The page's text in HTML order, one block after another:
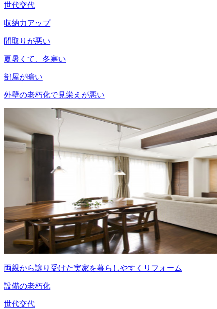
世代交代
収納力アップ
間取りが悪い
夏暑くて、冬寒い
部屋が暗い
外壁の老朽化で見栄えが悪い
両親から譲り受けた実家を暮らしやすくリフォーム
設備の老朽化
世代交代